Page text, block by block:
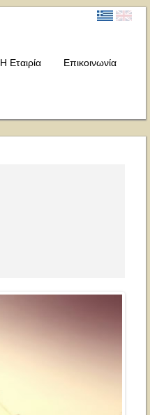
Η Εταιρία Επικοινωνία